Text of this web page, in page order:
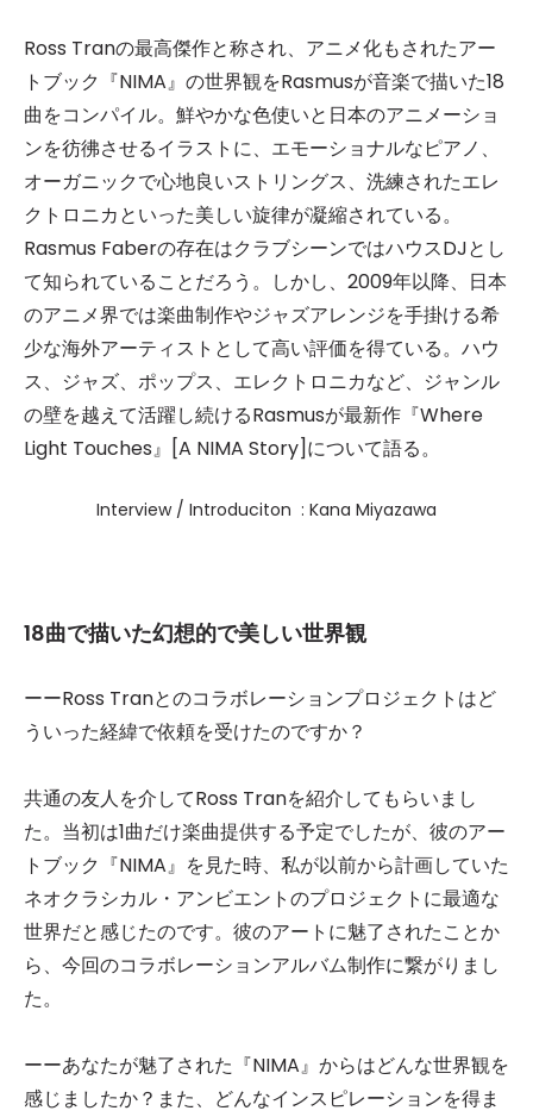
Ross Tranの最高傑作と称され、アニメ化もされたアー
トブック『NIMA』の世界観をRasmusが音楽で描いた18
曲をコンパイル。鮮やかな色使いと日本のアニメーショ
ンを彷彿させるイラストに、エモーショナルなピアノ、
オーガニックで心地良いストリングス、洗練されたエレ
クトロニカといった美しい旋律が凝縮されている。
Rasmus Faberの存在はクラブシーンではハウスDJとし
て知られていることだろう。しかし、2009年以降、日本
のアニメ界では楽曲制作やジャズアレンジを手掛ける希
少な海外アーティストとして高い評価を得ている。ハウ
ス、ジャズ、ポップス、エレクトロニカなど、ジャンル
の壁を越えて活躍し続けるRasmusが最新作『Where
Light Touches』[A NIMA Story]について語る。
Interview / Introduciton : Kana Miyazawa
18曲で描いた幻想的で美しい世界観
ーーRoss Tranとのコラボレーションプロジェクトはど
ういった経緯で依頼を受けたのですか？
共通の友人を介してRoss Tranを紹介してもらいまし
た。当初は1曲だけ楽曲提供する予定でしたが、彼のアー
トブック『NIMA』を見た時、私が以前から計画していた
ネオクラシカル・アンビエントのプロジェクトに最適な
世界だと感じたのです。彼のアートに魅了されたことか
ら、今回のコラボレーションアルバム制作に繋がりまし
た。
ーーあなたが魅了された『NIMA』からはどんな世界観を
感じましたか？また、どんなインスピレーションを得ま